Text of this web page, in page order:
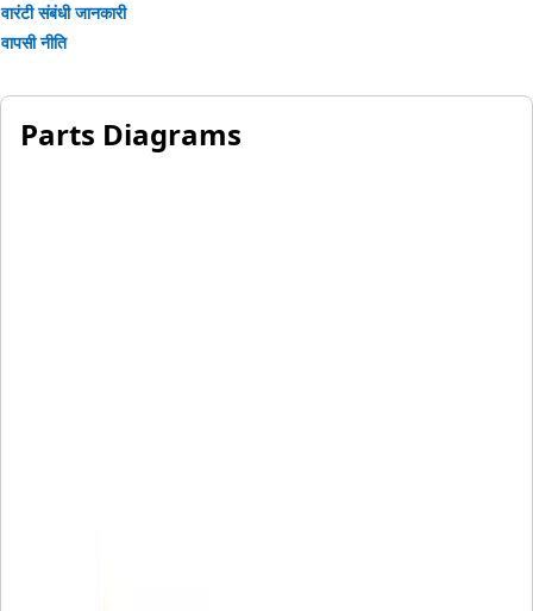
वारंटी संबंधी जानकारी
वापसी नीति
Parts Diagrams